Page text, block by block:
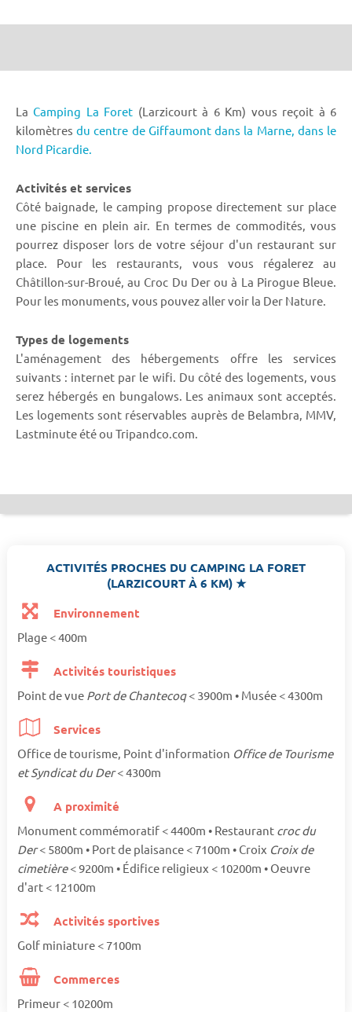
LaCamping La Foret (Larzicourt à 6 Km) vous reçoit à 6
kilomètresdu centre de Giffaumont dans la Marne, dans le
Nord Picardie.
Activités et services
Côté baignade, le camping propose directement sur place
une piscine en plein air. En termes de commodités, vous
pourrez disposer lors de votre séjour d'un restaurant sur
place. Pour les restaurants, vous vous régalerez au
Châtillon-sur-Broué, au Croc Du Der ou à La Pirogue Bleue.
Pour les monuments, vous pouvez aller voir la Der Nature.
Types de logements
L'aménagement des hébergements offre les services
suivants : internet par le wifi. Du côté des logements, vous
serez hébergés en bungalows. Les animaux sont acceptés.
Les logements sont réservables auprès de Belambra, MMV,
Lastminute été ou Tripandco.com.
ACTIVITÉS PROCHES DU CAMPING LA FORET
(LARZICOURT À 6 KM) ★
Environnement
Plage < 400m
Activités touristiques
Point de vue Port de Chantecoq< 3900m • Musée < 4300m
Services
Office de tourisme, Point d'information Office de Tourisme
et Syndicat du Der< 4300m
A proximité
Monument commémoratif < 4400m • Restaurant croc du
Der< 5800m • Port de plaisance < 7100m • Croix Croix de
cimetière< 9200m • Édifice religieux < 10200m • Oeuvre
d'art < 12100m
Activités sportives
Golf miniature < 7100m
Commerces
Primeur < 10200m